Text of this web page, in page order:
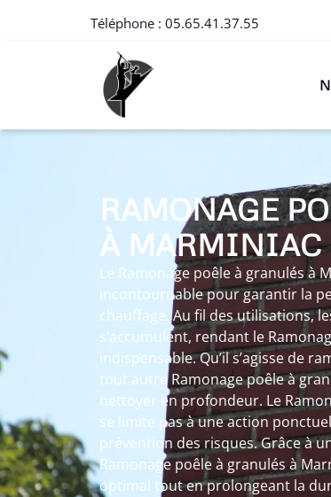
Téléphone : 05.65.41.37.55
RAMONAGE
À MARMINIAC
Le Ramonage poêle à granulés à
incontournable pour garantir la
chauffage. Au fil des utilisations,
s’accumulent, rendant le
indispensable. Qu’il s’agisse de
tout autre Ramonage poêle à
nettoyer en profondeur. Le
se limite pas à une action
prévention des risques. Grâce à
Ramonage poêle à granulés à
optimal tout en prolongeant la